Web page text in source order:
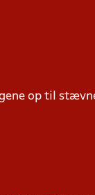
op til